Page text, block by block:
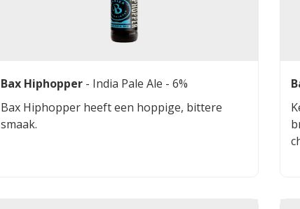
Bax Hiphopper - India Pale Ale - 6%
Bax Hiphopper heeft een hoppige, bittere
smaak.